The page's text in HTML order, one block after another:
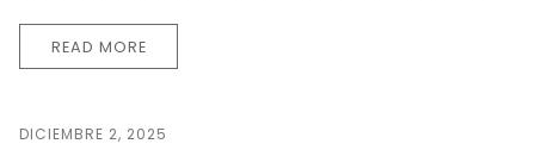
READ MORE
DICIEMBRE 2, 2025